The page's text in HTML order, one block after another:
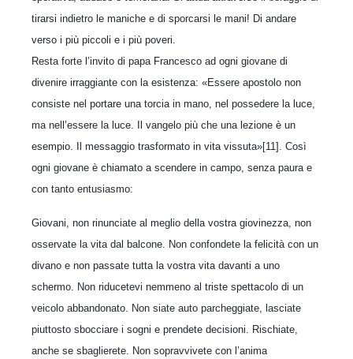
tirarsi indietro le maniche e di sporcarsi le mani! Di andare
verso i più piccoli e i più poveri.
Resta forte l’invito di papa Francesco ad ogni giovane di
divenire irraggiante con la esistenza: «Essere apostolo non
consiste nel portare una torcia in mano, nel possedere la luce,
ma nell’essere la luce. Il vangelo più che una lezione è un
esempio. Il messaggio trasformato in vita vissuta»[11]. Così
ogni giovane è chiamato a scendere in campo, senza paura e
con tanto entusiasmo:
Giovani, non rinunciate al meglio della vostra giovinezza, non
osservate la vita dal balcone. Non confondete la felicità con un
divano e non passate tutta la vostra vita davanti a uno
schermo. Non riducetevi nemmeno al triste spettacolo di un
veicolo abbandonato. Non siate auto parcheggiate, lasciate
piuttosto sbocciare i sogni e prendete decisioni. Rischiate,
anche se sbaglierete. Non sopravvivete con l’anima